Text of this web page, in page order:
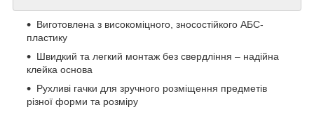
Виготовлена з високоміцного, зносостійкого АБС-
пластику
Швидкий та легкий монтаж без свердління – надійна
клейка основа
Рухливі гачки для зручного розміщення предметів
різної форми та розміру